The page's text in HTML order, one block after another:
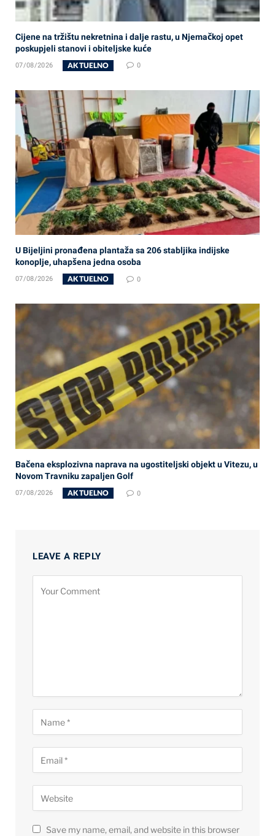
Cijene na tržištu nekretnina i dalje rastu, u Njemačkoj opet
poskupjeli stanovi i obiteljske kuće
07/08/2026 AKTUELNO 0
U Bijeljini pronađena plantaža sa 206 stabljika indijske
konoplje, uhapšena jedna osoba
07/08/2026 AKTUELNO 0
Bačena eksplozivna naprava na ugostiteljski objekt u Vitezu, u
Novom Travniku zapaljen Golf
07/08/2026 AKTUELNO 0
LEAVE A REPLY
Save my name, email, and website in this browser